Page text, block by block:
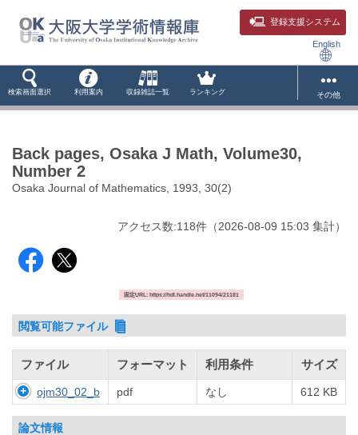
登録支援システム
English
検索画面選択 利用案内 収録雑誌一覧 ランキング その他
Back pages, Osaka J Math, Volume30,
Number 2
Osaka Journal of Mathematics, 1993, 30(2)
アクセス数:118件 （2026-08-09 15:03 集計）
固定URL: https://hdl.handle.net/11094/21181
閲覧可能ファイル
ファイル フォーマット 利用条件 サイズ
ojm30_02_b pdf なし 612 KB
論文情報